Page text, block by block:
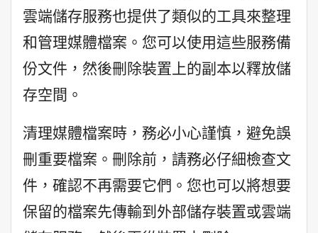
雲端儲存服務也提供了類似的工具來整理
和管理媒體檔案。您可以使用這些服務備
份文件，然後刪除裝置上的副本以釋放儲
存空間。
清理媒體檔案時，務必小心謹慎，避免誤
刪重要檔案。刪除前，請務必仔細檢查文
件，確認不再需要它們。您也可以將想要
保留的檔案先傳輸到外部儲存裝置或雲端